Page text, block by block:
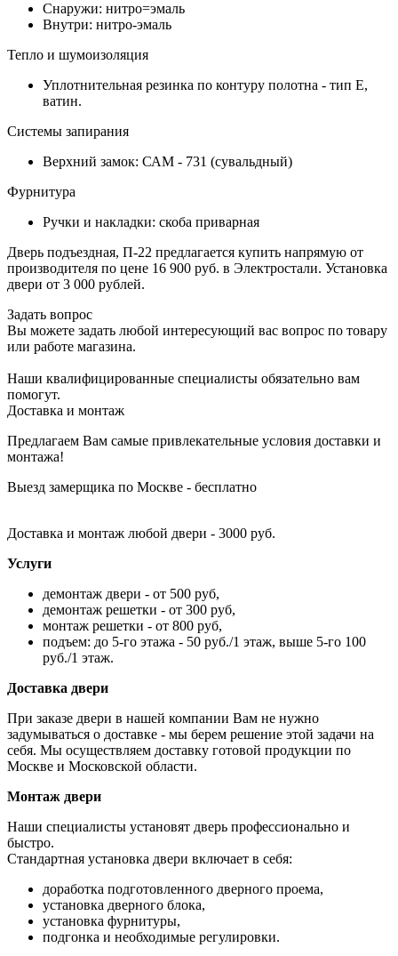
Снаружи: нитро=эмаль
Внутри: нитро-эмаль
Тепло и шумоизоляция
Уплотнительная резинка по контуру полотна - тип Е,
ватин.
Системы запирания
Верхний замок: САМ - 731 (сувальдный)
Фурнитура
Ручки и накладки: скоба приварная
Дверь подъездная, П-22 предлагается купить напрямую от
производителя по цене 16 900 руб. в Электростали. Установка
двери от 3 000 рублей.
Задать вопрос
Вы можете задать любой интересующий вас вопрос по товару
или работе магазина.
Наши квалифицированные специалисты обязательно вам
помогут.
Доставка и монтаж
Предлагаем Вам самые привлекательные условия доставки и
монтажа!
Выезд замерщика по Москве - бесплатно
Доставка и монтаж любой двери - 3000 руб.
Услуги
демонтаж двери - от 500 руб,
демонтаж решетки - от 300 руб,
монтаж решетки - от 800 руб,
подъем: до 5-го этажа - 50 руб./1 этаж, выше 5-го 100
руб./1 этаж.
Доставка двери
При заказе двери в нашей компании Вам не нужно
задумываться о доставке - мы берем решение этой задачи на
себя. Мы осуществляем доставку готовой продукции по
Москве и Московской области.
Монтаж двери
Наши специалисты установят дверь профессионально и
быстро.
Стандартная установка двери включает в себя:
доработка подготовленного дверного проема,
установка дверного блока,
установка фурнитуры,
подгонка и необходимые регулировки.